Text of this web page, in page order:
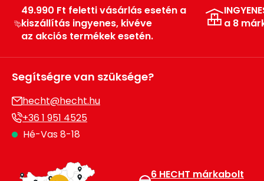
49.990 Ft feletti vásárlás esetén a
kiszállítás ingyenes, kivéve
az akciós termékek esetén.
a 8
Segítségre van szüksége?
hecht@hecht.hu
+36 1 951 4525
Hé-Vas 8-18
6 HECHT márkabolt